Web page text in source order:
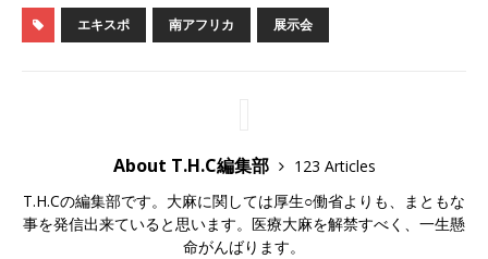
エキスポ 南アフリカ 展示会
About T.H.C編集部
123 Articles
T.H.Cの編集部です。大麻に関しては厚生○働省よりも、まともな
事を発信出来ていると思います。医療大麻を解禁すべく、一生懸
命がんばります。